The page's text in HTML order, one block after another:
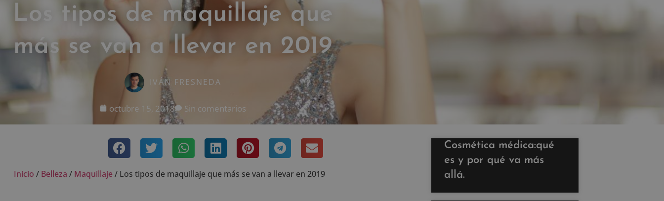
Los tipos de maquillaje que
más se van a llevar en 2019
IVÁN FRESNEDA
octubre 15, 2018 Sin comentarios
Inicio / Belleza / Maquillaje/ Los tipos de maquillaje que más se van a llevar en 2019
Cosmética médica:qué
es y por qué va más
allá.